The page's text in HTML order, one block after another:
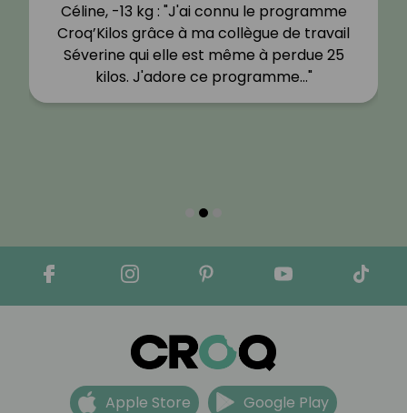
Céline, -13 kg : "J'ai connu le programme
Croq’Kilos grâce à ma collègue de travail
Séverine qui elle est même à perdue 25
kilos. J'adore ce programme…"
Apple Store Google Play